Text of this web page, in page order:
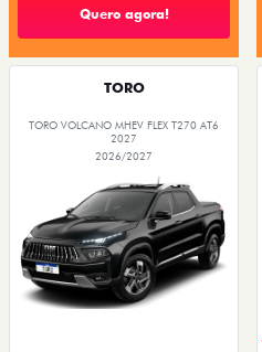
Quero agora!
TORO
TORO VOLCANO MHEV FLEX T270 AT6
2027
2026/2027